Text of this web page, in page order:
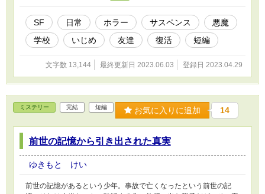
SF 日常 ホラー サスペンス
悪魔
学校
いじめ 友達 復活 短編
文字数 13,144 最終更新日 2023.06.03 登録日 2023.04.29
ミステリー 完結 短編 お気に入りに追加 14
前世の記憶から引き出された真実
ゆきもと けい
前世の記憶があるという少年。事故で亡くなったという前世の記